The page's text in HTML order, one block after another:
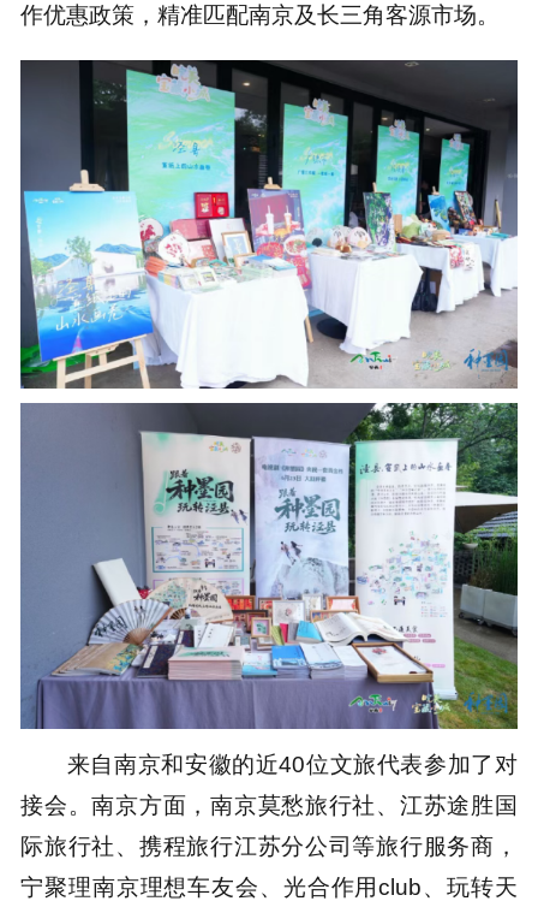
作优惠政策，精准匹配南京及长三角客源市场。
来自南京和安徽的近40位文旅代表参加了对
接会。南京方面，南京莫愁旅行社、江苏途胜国
际旅行社、携程旅行江苏分公司等旅行服务商，
宁聚理南京理想车友会、光合作用club、玩转天